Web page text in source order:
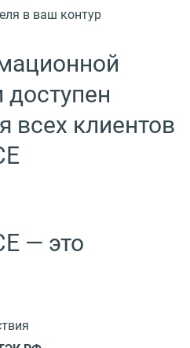
в ваш контур
доступен
всех клиентов
— это